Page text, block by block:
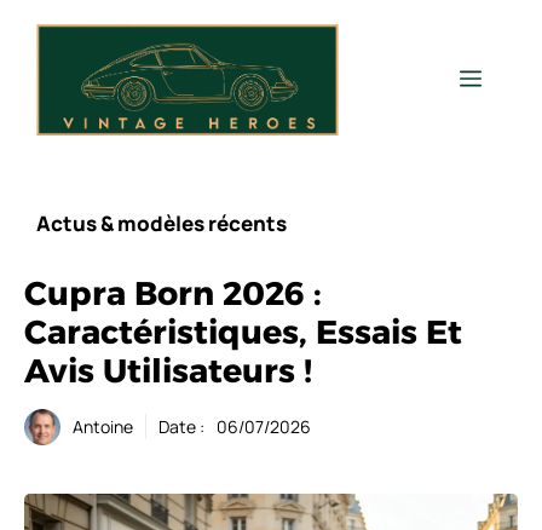
Menu
Actus & modèles récents
Cupra Born 2026 :
Caractéristiques, Essais Et
Avis Utilisateurs !
Antoine Date : 06/07/2026